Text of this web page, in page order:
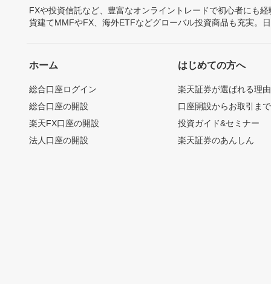
FXや投資信託など、豊富なオンライントレードで初心者にも
貨建てMMFやFX、海外ETFなどグローバル投資商品も充実。
ホーム
総合口座ログイン
総合口座の開設
楽天FX口座の開設
法人口座の開設
はじめての方へ
楽天証券が選ばれる理由
口座開設からお取引ま
投資ガイド&セミナー
楽天証券のあんしん